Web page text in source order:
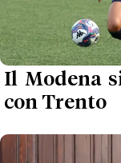
Il Modena
con Trento